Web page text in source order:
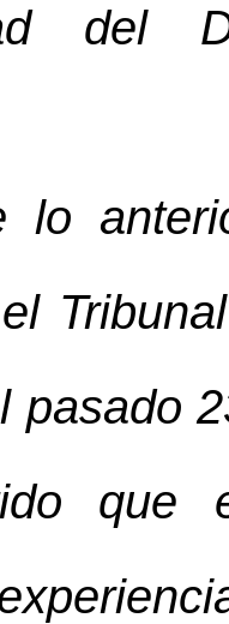
del
lo
pasado
que